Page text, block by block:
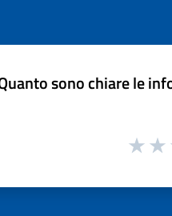
sono chiare le